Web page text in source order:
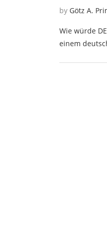
by Götz A.
Wie würde
einem